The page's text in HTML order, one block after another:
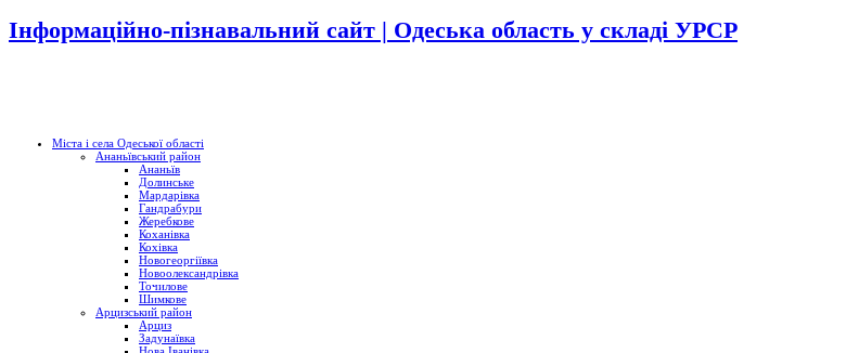
Інформаційно-пізнавальний сайт | Одеська область у складі УРСР
Міста і села Одеської області
Ананьївський район
Ананьїв
Долинське
Мардарівка
Гандрабури
Жеребкове
Коханівка
Кохівка
Новогеоргіївка
Новоолександрівка
Точилове
Шимкове
Арцизський район
Арциз
Задунаївка